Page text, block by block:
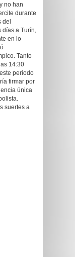
no han
durante
días a Turín,
en lo
Tanto
14:30
periodo
firmar por
única
suertes a